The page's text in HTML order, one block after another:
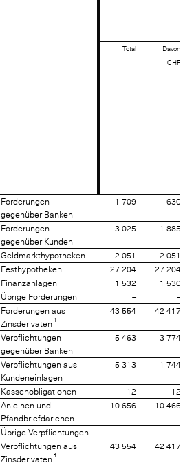
Total
Davon
CHF
Forderungen
gegenüber Banken
1 709 630
Forderungen
gegenüber Kunden
3 025 1 885
Geldmarkthypotheken 2 051
2 051
Festhypotheken
27 204
27 204
Finanzanlagen
1 532
1 530
Übrige Forderungen
–
–
Forderungen aus
Zinsderivaten 1
43 554 42 417
Verpflichtungen
gegenüber Banken
5 463 3 774
Verpflichtungen aus
Kundeneinlagen
5 313 1 744
Kassenobligationen 12
12
Anleihen und
Pfandbriefdarlehen
10 656 10 466
Übrige Verpflichtungen –
–
Verpflichtungen aus
Zinsderivaten 1
43 554 42 417